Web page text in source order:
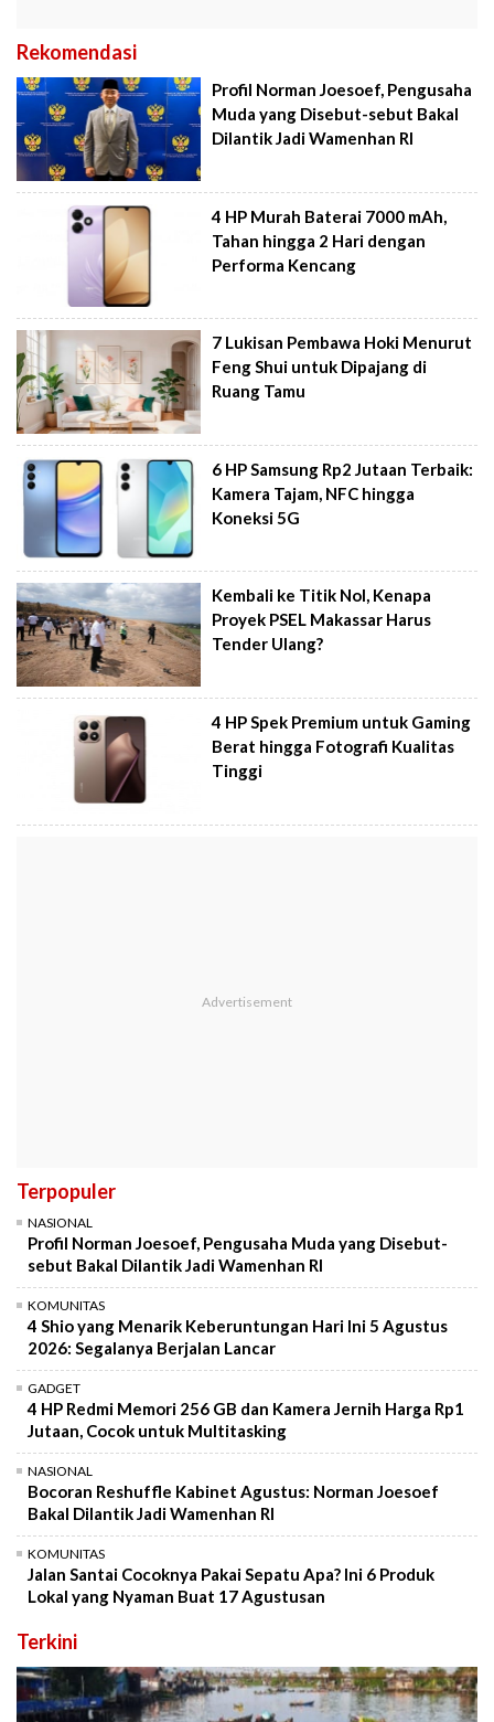
Rekomendasi
Profil Norman Joesoef, Pengusaha
Muda yang Disebut-sebut Bakal
Dilantik Jadi Wamenhan RI
4 HP Murah Baterai 7000 mAh,
Tahan hingga 2 Hari dengan
Performa Kencang
7 Lukisan Pembawa Hoki Menurut
Feng Shui untuk Dipajang di
Ruang Tamu
6 HP Samsung Rp2 Jutaan Terbaik:
Kamera Tajam, NFC hingga
Koneksi 5G
Kembali ke Titik Nol, Kenapa
Proyek PSEL Makassar Harus
Tender Ulang?
4 HP Spek Premium untuk Gaming
Berat hingga Fotografi Kualitas
Tinggi
Terpopuler
NASIONAL
Profil Norman Joesoef, Pengusaha Muda yang Disebut-
sebut Bakal Dilantik Jadi Wamenhan RI
KOMUNITAS
4 Shio yang Menarik Keberuntungan Hari Ini 5 Agustus
2026: Segalanya Berjalan Lancar
GADGET
4 HP Redmi Memori 256 GB dan Kamera Jernih Harga Rp1
Jutaan, Cocok untuk Multitasking
NASIONAL
Bocoran Reshuffle Kabinet Agustus: Norman Joesoef
Bakal Dilantik Jadi Wamenhan RI
KOMUNITAS
Jalan Santai Cocoknya Pakai Sepatu Apa? Ini 6 Produk
Lokal yang Nyaman Buat 17 Agustusan
Terkini